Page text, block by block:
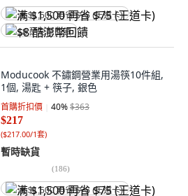
满 $1,500 再省 $75 (王道卡)
$8 酷澎幣回饋
Moducook 不鏽鋼營業用湯筷10件組,
1個, 湯匙 + 筷子, 銀色
首購折扣價 40%$363
$217
($217.00/1套)
暫時缺貨
(186)
满 $1,500 再省 $75 (王道卡)